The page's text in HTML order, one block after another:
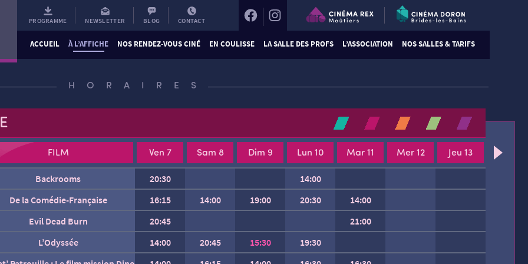
PROGRAMME NEWSLETTER BLOG CONTACT
ACCUEIL À L’AFFICHE NOS RENDEZ-VOUS CINÉ EN COULISSE LA SALLE DES PROFS L’ASSOCIATION NOS SALLES & TARIFS
HORAIRES
FILM Ven 7 Sam 8 Dim 9 Lun 10 Mar 11 Mer 12 Jeu 13
Backrooms 20:30
14:00
De la Comédie-Française
16:15 14:00 19:00 20:30
14:00
Evil Dead Burn
20:45
21:00
L’Odyssée
14:00 20:45 15:30
19:30